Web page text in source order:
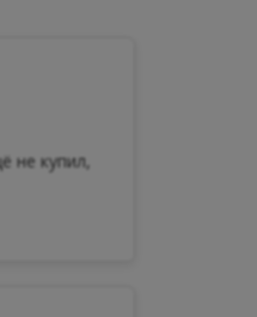
не купил,